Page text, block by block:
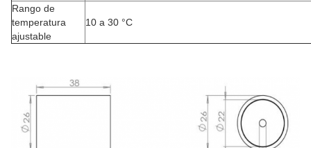
Rango de
temperatura
ajustable
10 a 30 °C